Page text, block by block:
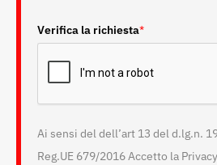
Verifica la richiesta*
Ai sensi del dell’art 13 del d.lg.n.
Reg.UE 679/2016 Accetto la